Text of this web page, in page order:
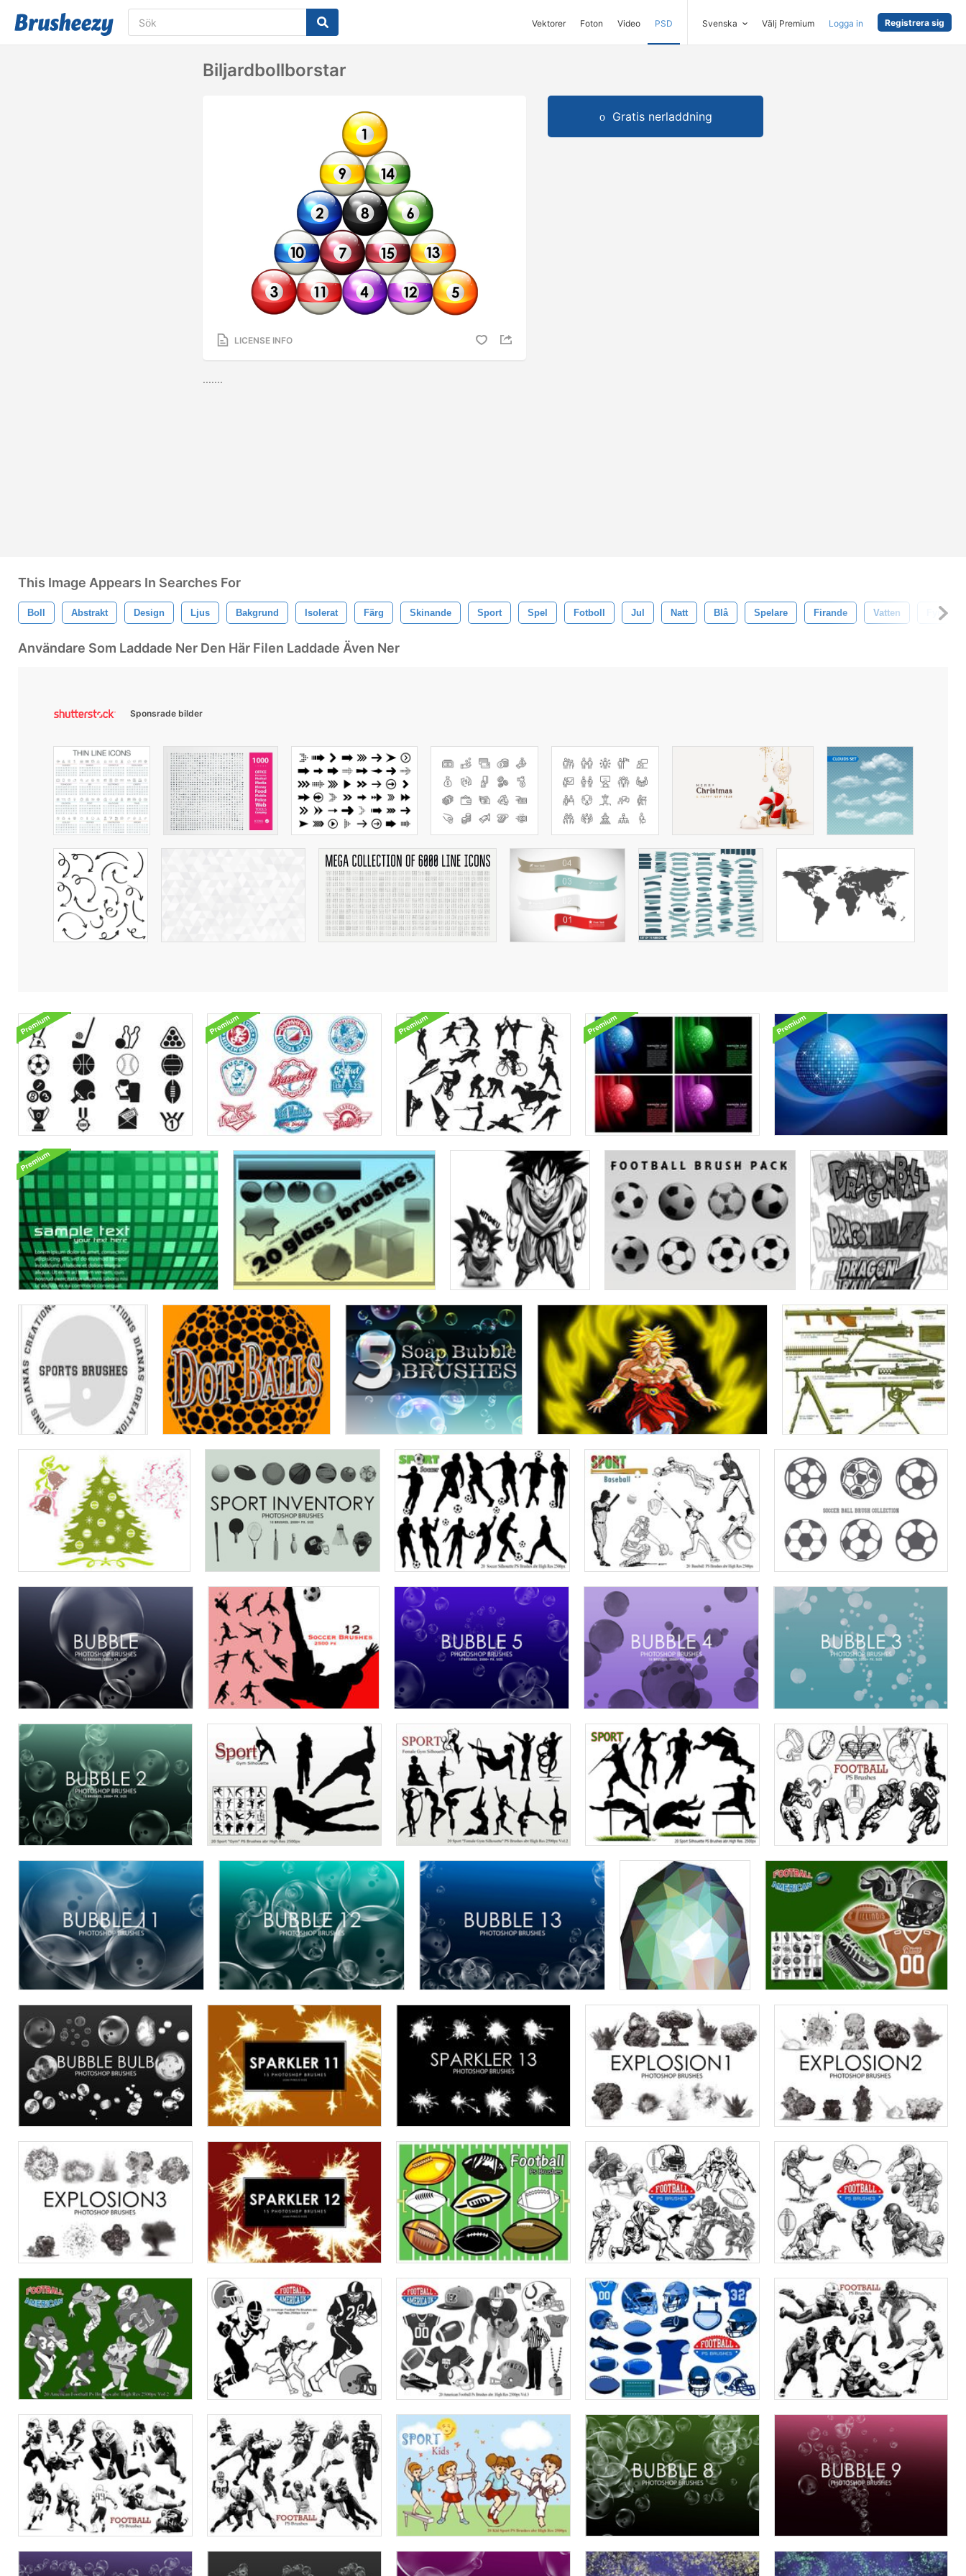
Vektorer Foton Video PSD Svenska Välj Premium Logga in Registrera sig
Biljardbollborstar
LICENSE INFO
.......
Gratis nerladdning
This Image Appears In Searches For
Boll Abstrakt Design Ljus Bakgrund Isolerat Färg Skinande Sport Spel Fotboll Jul Natt Blå Spelare Firande Vatten
Användare Som Laddade Ner Den Här Filen Laddade Även Ner
Sponsrade bilder